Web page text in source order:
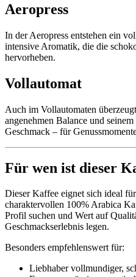
Aeropress
In der Aeropress entstehen ein
intensive Aromatik, die die
hervorheben.
Vollautomat
Auch im Vollautomaten
angenehmen Balance und
Geschmack – für
Für wen ist dieser
Dieser Kaffee eignet sich ideal
charaktervollen 100% Arabica
Profil suchen und Wert auf
Geschmackserlebnis legen.
Besonders empfehlenswert für:
Liebhaber vollmundiger,